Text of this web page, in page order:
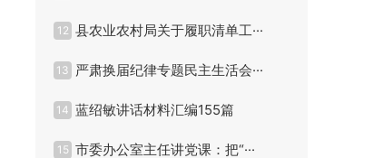
12 县农业农村局关于履职清单工···
13 严肃换届纪律专题民主生活会···
14 蓝绍敏讲话材料汇编155篇
15 市委办公室主任讲党课：把“···